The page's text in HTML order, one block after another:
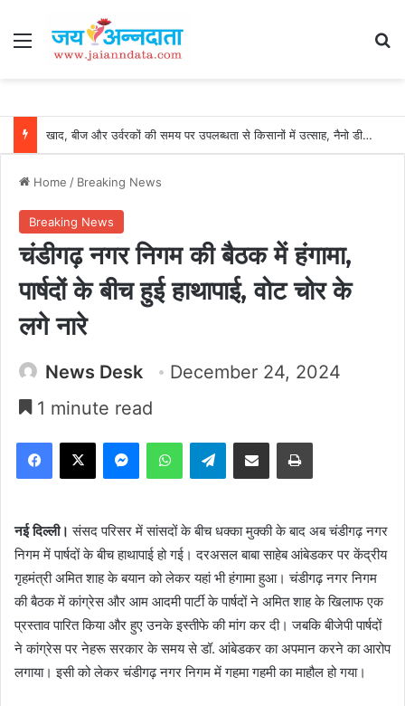
Menu
खाद, बीज और उर्वरकों की समय पर उपलब्धता से किसानों में उत्साह, नैनो डीएपी और नैनो यूरिया बने किसानों के भरोसेमंद कृषि साथी…..
Home / Breaking News
Breaking News
चंडीगढ़ नगर निगम की बैठक में हंगामा,
पार्षदों के बीच हुई हाथापाई, वोट चोर के
लगे नारे
News Desk
December 24, 2024
1 minute read
Facebook
X MessengerWhatsAppTelegramShare via Email Print
नई दिल्ली। संसद परिसर में सांसदों के बीच धक्का मुक्की के बाद अब चंडीगढ़ नगर
निगम में पार्षदों के बीच हाथापाई हो गई। दरअसल बाबा साहेब आंबेडकर पर केंद्रीय
गृहमंत्री अमित शाह के बयान को लेकर यहां भी हंगामा हुआ। चंडीगढ़ नगर निगम
की बैठक में कांग्रेस और आम आदमी पार्टी के पार्षदों ने अमित शाह के खिलाफ एक
प्रस्ताव पारित किया और हुए उनके इस्तीफे की मांग कर दी। जबकि बीजेपी पार्षदों
ने कांग्रेस पर नेहरू सरकार के समय से डॉ. आंबेडकर का अपमान करने का आरोप
लगाया। इसी को लेकर चंडीगढ़ नगर निगम में गहमा गहमी का माहौल हो गया।